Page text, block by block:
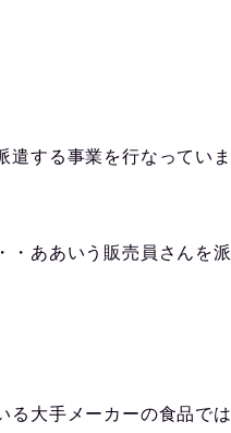
遣する事業を行なっていま
・ああいう販売員さんを派
る大手メーカーの食品では